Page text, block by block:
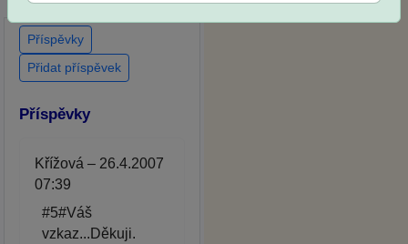
Příspěvky
Přidat příspěvek
Příspěvky
Křížová – 26.4.2007
07:39
#5#Váš
vzkaz...Děkuji.